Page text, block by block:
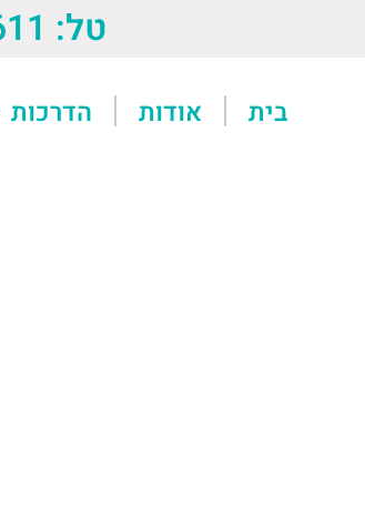
טל: 073-7613611
בית אודות הדרכות